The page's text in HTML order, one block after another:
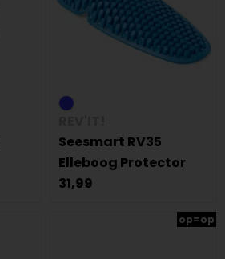
Seesmart RV35
Elleboog Protector
31,99
op=op